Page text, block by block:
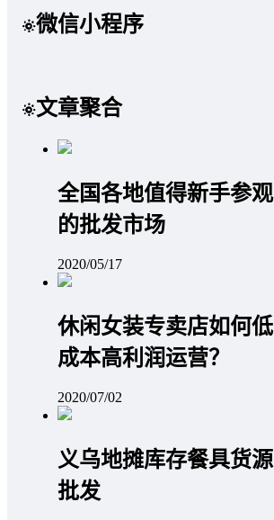
微信小程序
文章聚合
全国各地值得新手参观
的批发市场
2020/05/17
休闲女装专卖店如何低
成本高利润运营？
2020/07/02
义乌地摊库存餐具货源
批发